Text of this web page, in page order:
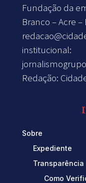
Fundação da
Branco – Acre
institucional:
Redação:
Sobre
Expediente
Transparência
Como